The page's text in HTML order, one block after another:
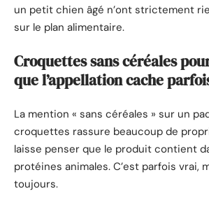
un petit chien âgé n’ont strictement
sur le plan alimentaire.
Croquettes sans céréales
que l’appellation cache
La mention « sans céréales » sur un
croquettes rassure beaucoup de
laisse penser que le produit contient
protéines animales. C’est parfois vrai,
toujours.